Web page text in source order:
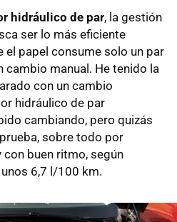
hidráulico de par, la gestión
ser lo más eficiente
el papel consume solo un par
cambio manual. He tenido la
con un cambio
hidráulico de par
cambiando, pero quizás
sobre todo por
buen ritmo, según
6,7 l/100 km.